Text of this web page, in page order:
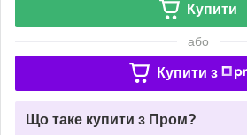
Купити
або
Купити з
Що таке купити з Пром?